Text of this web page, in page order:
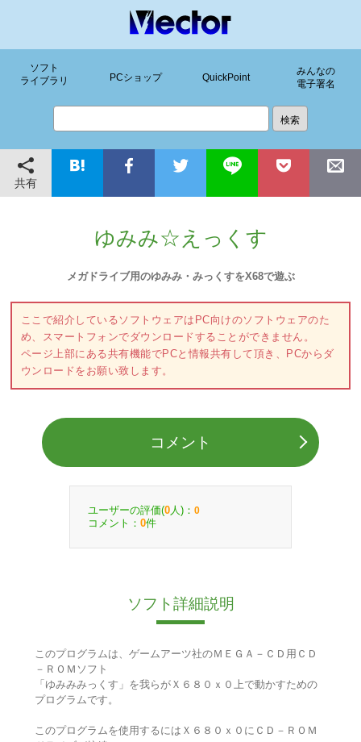
ソフト
ライブラリ
PCショップ QuickPoint
みんなの
電子署名
共有
ゆみみ☆えっくす
メガドライブ用のゆみみ・みっくすをX68で遊ぶ
ここで紹介しているソフトウェアはPC向けのソフトウェアのた
め、スマートフォンでダウンロードすることができません。
ページ上部にある共有機能でPCと情報共有して頂き、PCからダ
ウンロードをお願い致します。
コメント
ユーザーの評価(0 人)： 0
コメント： 0件
ソフト詳細説明
このプログラムは、ゲームアーツ社のＭＥＧＡ－ＣＤ用ＣＤ
－ＲＯＭソフト
「ゆみみみっくす」を我らがＸ６８０ｘ０上で動かすための
プログラムです。
このプログラムを使用するにはＸ６８０ｘ０にＣＤ－ＲＯＭ